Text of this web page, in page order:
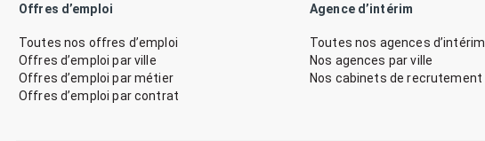
Offres d’emploi
Toutes nos offres d’emploi
Offres d’emploi par ville
Offres d’emploi par métier
Offres d’emploi par contrat
Agence d’intérim
Toutes nos agences d’intérim
Nos agences par ville
Nos cabinets de recrutement